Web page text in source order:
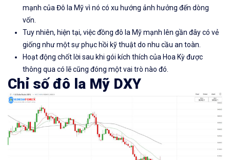
mạnh của Đô la Mỹ vì nó có xu hướng ảnh hưởng đến dòng
vốn.
Tuy nhiên, hiện tại, việc đồng đô la Mỹ mạnh lên gần đây có vẻ
giống như một sự phục hồi kỹ thuật do nhu cầu an toàn.
Hoạt động chốt lời sau khi gói kích thích của Hoa Kỳ được
thông qua có lẽ cũng đóng một vai trò nào đó.
Chỉ số đô la Mỹ DXY